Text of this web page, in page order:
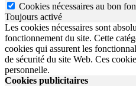
Cookies nécessaires au bon
Toujours activé
Les cookies nécessaires sont
fonctionnement du site. Cette
cookies qui assurent les
de sécurité du site Web. Ces
personnelle.
Cookies publicitaires